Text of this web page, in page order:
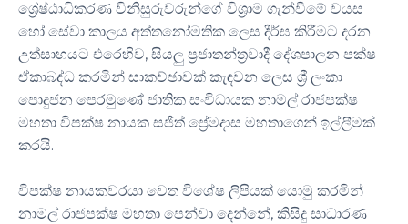
ශ්‍රේෂ්ඨාධිකරණ විනිසුරුවරුන්ගේ විශ්‍රාම ගැන්වීමේ වයස
හෝ සේවා කාලය අත්තනෝමතික ලෙස දීර්ඝ කිරීමට දරන
උත්සාහයට එරෙහිව, සියලු ප්‍රජාතන්ත්‍රවාදී දේශපාලන පක්ෂ
ඒකාබද්ධ කරමින් සාකච්ඡාවක් කැඳවන ලෙස ශ්‍රී ලංකා
පොදුජන පෙරමුණේ ජාතික සංවිධායක නාමල් රාජපක්ෂ
මහතා විපක්ෂ නායක සජිත් ප්‍රේමදාස මහතාගෙන් ඉල්ලීමක්
කරයි.
විපක්ෂ නායකවරයා වෙත විශේෂ ලිපියක් යොමු කරමින්
නාමල් රාජපක්ෂ මහතා පෙන්වා දෙන්නේ, කිසිදු සාධාරණ